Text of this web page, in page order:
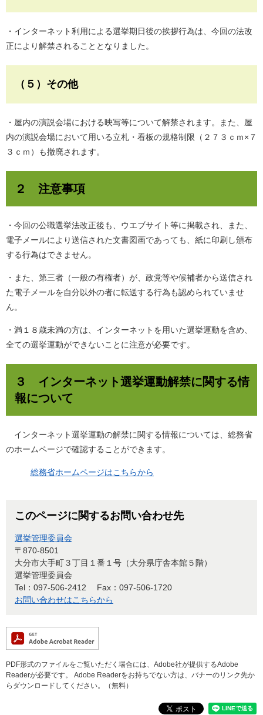
・インターネット利用による選挙期日後の挨拶行為は、今回の法改
正により解禁されることとなりました。
（５）その他
・屋内の演説会場における映写等について解禁されます。また、屋
内の演説会場において用いる立札・看板の規格制限（２７３ｃｍ×７
３ｃｍ）も撤廃されます。
２ 注意事項
・今回の公職選挙法改正後も、ウエブサイト等に掲載され、また、
電子メールにより送信された文書図画であっても、紙に印刷し頒布
する行為はできません。
・また、第三者（一般の有権者）が、政党等や候補者から送信され
た電子メールを自分以外の者に転送する行為も認められていませ
ん。
・満１８歳未満の方は、インターネットを用いた選挙運動を含め、
全ての選挙運動ができないことに注意が必要です。
３ インターネット選挙運動解禁に関する情
報について
インターネット選挙運動の解禁に関する情報については、総務省
のホームページで確認することができます。
総務省ホームページはこちらから
このページに関するお問い合わせ先
選挙管理委員会
〒870-8501
大分市大手町３丁目１番１号（大分県庁舎本館５階）
選挙管理委員会
Tel：097-506-2412
Fax：097-506-1720
お問い合わせはこちらから
PDF形式のファイルをご覧いただく場合には、Adobe社が提供するAdobe
Readerが必要です。
Adobe Readerをお持ちでない方は、バナーのリンク先か
らダウンロードしてください。（無料）